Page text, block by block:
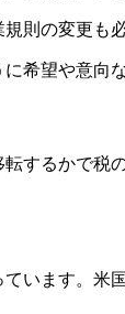
則の変更も
希望や意向
するかで
います。